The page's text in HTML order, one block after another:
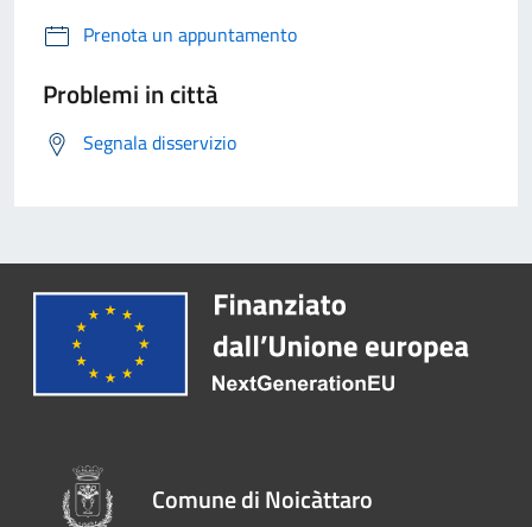
Prenota un appuntamento
Problemi in città
Segnala disservizio
Comune di Noicàttaro